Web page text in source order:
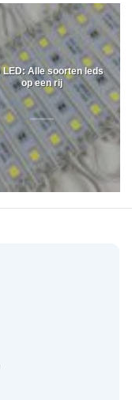
LED: Alle soorten leds
op een rij